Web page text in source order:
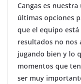
Cangas es
últimas opciones
que el equipo
resultados no nos
jugando bien y lo
momentos que
ser muy